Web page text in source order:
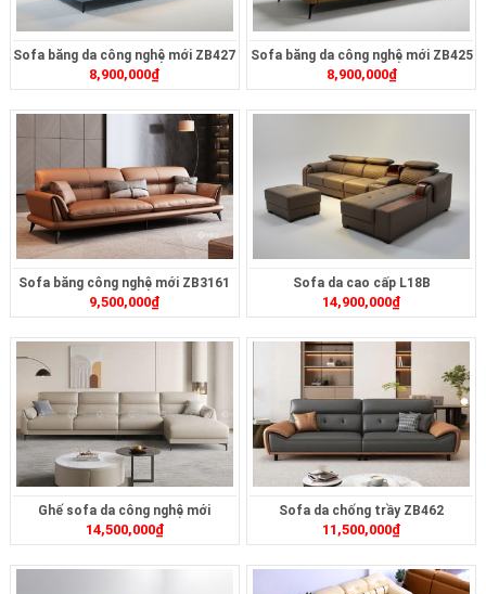
Sofa băng da công nghệ mới ZB427
8,900,000₫
Sofa băng da công nghệ mới ZB425
8,900,000₫
Sofa băng công nghệ mới ZB3161
9,500,000₫
Sofa da cao cấp L18B
14,900,000₫
Ghế sofa da công nghệ mới
ZB1751
14,500,000₫
Sofa da chống trầy ZB462
11,500,000₫